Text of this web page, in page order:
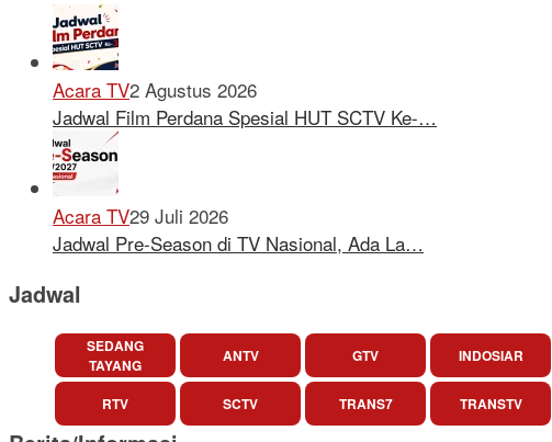
Acara TV2 Agustus 2026
Jadwal Film Perdana Spesial HUT SCTV Ke-…
Acara TV29 Juli 2026
Jadwal Pre-Season di TV Nasional, Ada La…
Jadwal
SEDANG
TAYANG
ANTV GTV INDOSIAR
RTV SCTV TRANS7 TRANSTV